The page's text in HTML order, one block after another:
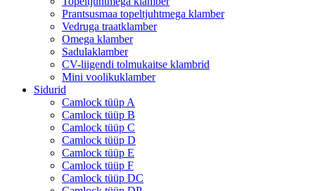
Prantsusmaa topeltjuhtmega klamber
Vedruga traatklamber
Omega klamber
Sadulaklamber
CV-liigendi tolmukaitse klambrid
Mini voolikuklamber
Sidurid
Camlock tüüp A
Camlock tüüp B
Camlock tüüp C
Camlock tüüp D
Camlock tüüp E
Camlock tüüp F
Camlock tüüp DC